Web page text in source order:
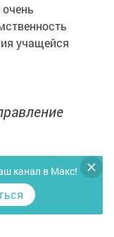
учащейся
в
канал в Макс!